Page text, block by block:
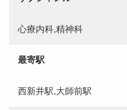
心療内科,精神科
最寄駅
西新井駅,大師前駅